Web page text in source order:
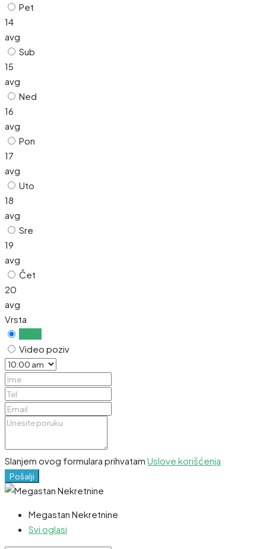
Pet
14
avg
Sub
15
avg
Ned
16
avg
Pon
17
avg
Uto
18
avg
Sre
19
avg
Čet
20
avg
Vrsta
Video poziv
Slanjem ovog formulara prihvatam Uslove korišćenja
Pošalji
Megastan Nekretnine
Svi oglasi